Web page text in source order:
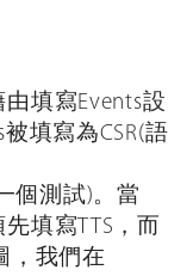
填寫Events設
填寫為CSR(語
個測試)。當
填寫TTS，而
，我們在